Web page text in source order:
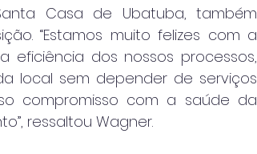
Casa de Ubatuba, também
“Estamos muito felizes com a
eficiência dos nossos processos,
local sem depender de serviços
compromisso com a saúde da
ressaltou Wagner.